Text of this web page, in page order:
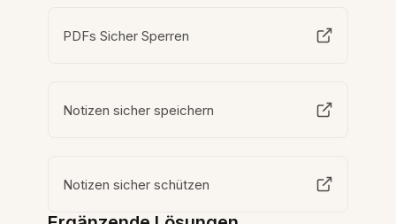
PDFs Sicher Sperren
Notizen sicher speichern
Notizen sicher schützen